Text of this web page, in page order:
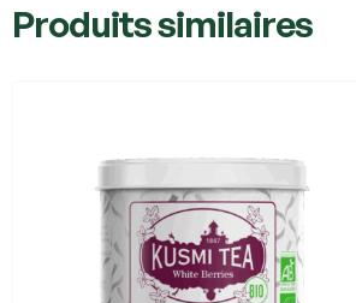
Produits similaires